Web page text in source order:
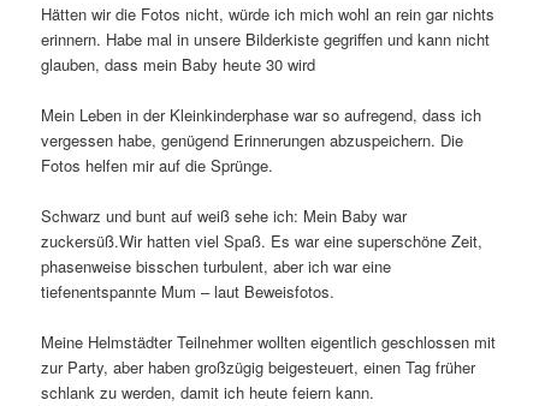
Hätten wir die Fotos nicht, würde ich mich wohl an rein gar nichts
erinnern. Habe mal in unsere Bilderkiste gegriffen und kann nicht
glauben, dass mein Baby heute 30 wird
Mein Leben in der Kleinkinderphase war so aufregend, dass ich
vergessen habe, genügend Erinnerungen abzuspeichern. Die
Fotos helfen mir auf die Sprünge.
Schwarz und bunt auf weiß sehe ich: Mein Baby war
zuckersüß.Wir hatten viel Spaß. Es war eine superschöne Zeit,
phasenweise bisschen turbulent, aber ich war eine
tiefenentspannte Mum – laut Beweisfotos.
Meine Helmstädter Teilnehmer wollten eigentlich geschlossen mit
zur Party, aber haben großzügig beigesteuert, einen Tag früher
schlank zu werden, damit ich heute feiern kann.